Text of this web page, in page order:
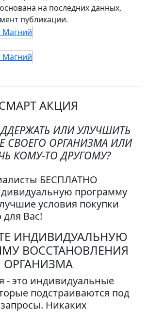
на последних данных,
публикации.
АКЦИЯ
ИЛИ УЛУЧШИТЬ
СВОЕГО ОРГАНИЗМА ИЛИ
КОМУ-ТО ДРУГОМУ?
БЕСПЛАТНО
программу
условия покупки
Вас!
ИНДИВИДУАЛЬНУЮ
ВОССТАНОВЛЕНИЯ
ОРГАНИЗМА
- это индивидуальные
подстраиваются под
Никаких